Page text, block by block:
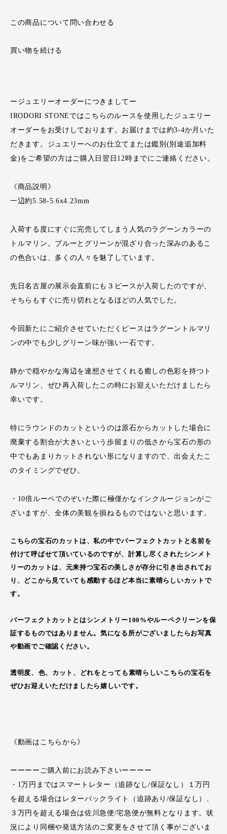
この商品について問い合わせる
買い物を続ける
ージュエリーオーダーにつきましてー
IRODORI STONEではこちらのルースを使用したジュエリー
オーダーをお受けしております。お届けまでは約3-4か月いた
だきます。ジュエリーへのお仕立てまたは鑑別(別途追加料
金)をご希望の方はご購入日翌日12時までにご連絡ください。
《商品説明》
一辺約5.58-5.6x4.23mm
入荷する度にすぐに完売してしまう人気のラグーンカラーの
トルマリン。ブルーとグリーンが混ざり合った深みのあるこ
の色合いは、多くの人々を魅了しています。
先日名古屋の展示会直前にも３ピースが入荷したのですが、
そちらもすぐに売り切れとなるほどの人気でした。
今回新たにご紹介させていただくピースはラグーントルマリ
ンの中でも少しグリーン味が強い一石です。
静かで穏やかな海辺を連想させてくれる癒しの色彩を持つト
ルマリン、ぜひ再入荷したこの時にお迎えいただけましたら
幸いです。
特にラウンドのカットというのは原石からカットした場合に
廃棄する割合が大きいという歩留まりの低さから宝石の形の
中でもあまりカットされない形になりますので、出会えたこ
のタイミングでぜひ。
・10倍ルーペでのぞいた際に極僅かなインクルージョンがご
ざいますが、全体の美観を損ねるものではないと思います。
こちらの宝石のカットは、私の中でパーフェクトカットと名前を
付けて呼ばせて頂いているのですが、計算し尽くされたシンメト
リーのカットは、元来持つ宝石の美しさが存分に引き出されてお
り、どこから見ていても感動するほど本当に素晴らしいカットで
す。
パーフェクトカットとはシンメトリー100%やルーペクリーンを保
証するものではありません。気になる所がございましたらお写真
や動画でご確認ください。
透明度、色、カット、どれをとっても素晴らしいこちらの宝石を
ぜひお迎えいただけましたら嬉しいです。
《動画はこちらから》
ーーーーご購入前にお読み下さいーーーー
・1万円まではスマートレター（追跡なし/保証なし）１万円
を超える場合はレターパックライト（追跡あり/保証なし）、
３万円を超える場合は佐川急便/宅急便が無料となります。状
況により同梱や発送方法のご変更をさせて頂く事がございま